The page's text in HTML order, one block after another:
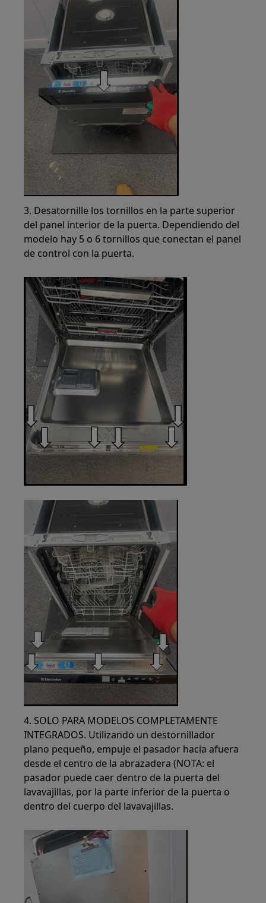
3. Desatornille los tornillos en la parte superior
del panel interior de la puerta. Dependiendo del
modelo hay 5 o 6 tornillos que conectan el panel
de control con la puerta.
4. SOLO PARA MODELOS COMPLETAMENTE
INTEGRADOS. Utilizando un destornillador
plano pequeño, empuje el pasador hacia afuera
desde el centro de la abrazadera (NOTA: el
pasador puede caer dentro de la puerta del
lavavajillas, por la parte inferior de la puerta o
dentro del cuerpo del lavavajillas.